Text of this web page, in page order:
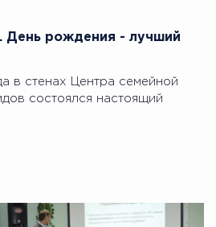
День рождения - лучший
в стенах Центра семейной
состоялся настоящий